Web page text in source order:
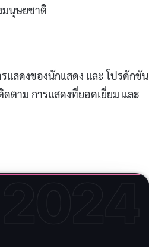
มนุษยชาติ
แสดงของนักแสดง และ โปรดักชัน
ตาม การแสดงที่ยอดเยี่ยม และ